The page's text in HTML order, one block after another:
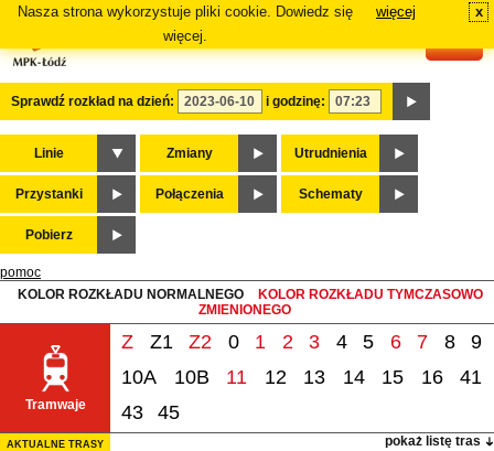
Nasza strona wykorzystuje pliki cookie. Dowiedz się
więcej.
więcej x
Sprawdź rozkład na dzień: i godzinę:
Linie Zmiany Utrudnienia
Przystanki Połączenia Schematy
Pobierz
pomoc
KOLOR ROZKŁADU NORMALNEGO
KOLOR ROZKŁADU TYMCZASOWO
ZMIENIONEGO
Tramwaje
Z Z1 Z2 0 1 2 3 4 5 6 7 8
9
10A
10B 11 12 13 14 15 16
41
43
45
pokaż listę tras
AKTUALNE TRASY